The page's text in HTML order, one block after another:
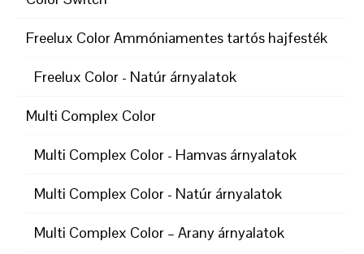
Freelux Color Ammóniamentes tartós hajfesték
Freelux Color - Natúr árnyalatok
Multi Complex Color
Multi Complex Color - Hamvas árnyalatok
Multi Complex Color - Natúr árnyalatok
Multi Complex Color – Arany árnyalatok